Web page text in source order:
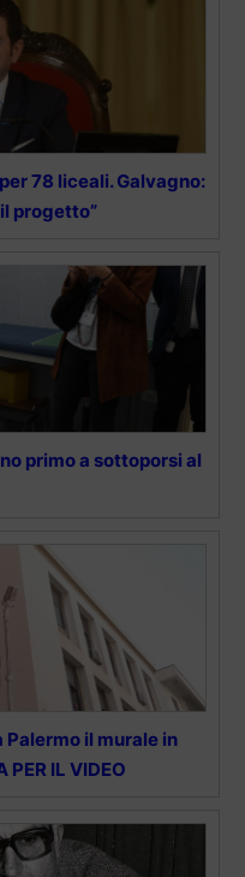
78 liceali. Galvagno:
progetto”
primo a sottoporsi al
Palermo il murale in
IL VIDEO